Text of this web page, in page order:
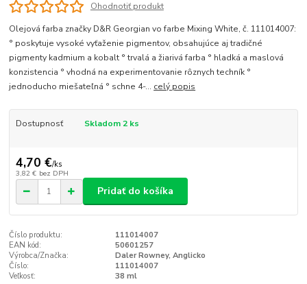
Ohodnotiť produkt
Olejová farba značky D&R Georgian vo farbe Mixing White, č. 111014007:
° poskytuje vysoké vyťaženie pigmentov, obsahujúce aj tradičné
pigmenty kadmium a kobalt ° trvalá a žiarivá farba ° hladká a maslová
konzistencia ° vhodná na experimentovanie rôznych techník °
jednoducho miešateľná ° schne 4-... celý popis
Dostupnosť Skladom 2 ks
4,70 €/ks
3,82 € bez DPH
Pridať do košíka
Číslo produktu:
111014007
EAN kód:
50601257
Výrobca/Značka:
Daler Rowney, Anglicko
Číslo:
111014007
Veľkosť:
38 ml